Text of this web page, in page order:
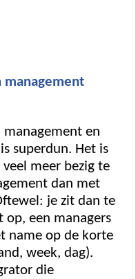
management
management en
superdun. Het is
meer bezig te
dan met
je zit dan te
op, een managers
name op de korte
week, dag).
die